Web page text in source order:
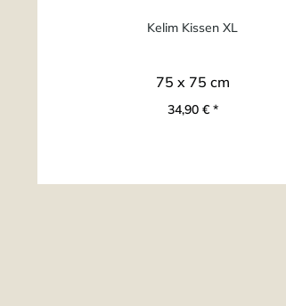
Kelim Kissen XL
75 x 75 cm
34,90 € *